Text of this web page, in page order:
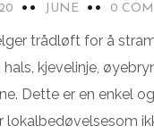
JUNE 0
trådløft for å
kjevelinje,
Dette er en enkel
lokalbedøvelsesom